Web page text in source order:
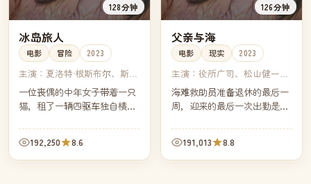
128分钟
冰岛旅人
电影 冒险 2023
主演： 夏洛特·根斯布尔、斯特
兰·斯卡斯加德、玛蒂尔达·詹
宁斯、尼可拉斯·凯奇
一位丧偶的中年女子带着一只
猫，租了一辆四驱车独自横穿
每一座教堂、每一阵风都让她
离自己更近了一步。
192,250 8.6
126分钟
父亲与海
电影 现实 2023
主演： 役所广司、松山健一、
上户彩、桥本爱
海难救助员准备退休的最后一
周，迎来的最后一次出勤是去
海的中年男子——那个男子是
他三十年没说过话的父亲。
191,013 8.8